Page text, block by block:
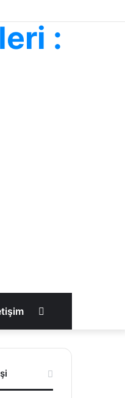
:
Makale